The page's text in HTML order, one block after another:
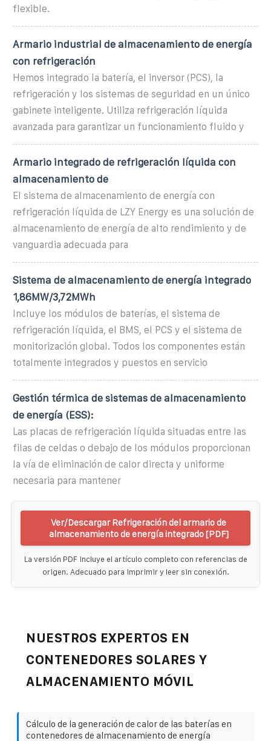
flexible.
Armario industrial de almacenamiento de energía
con refrigeración
Hemos integrado la batería, el inversor (PCS), la
refrigeración y los sistemas de seguridad en un único
gabinete inteligente. Utiliza refrigeración líquida
avanzada para garantizar un funcionamiento fluido y
Armario integrado de refrigeración líquida con
almacenamiento de
El sistema de almacenamiento de energía con
refrigeración líquida de LZY Energy es una solución de
almacenamiento de energía de alto rendimiento y de
vanguardia adecuada para
Sistema de almacenamiento de energía integrado
1,86MW/3,72MWh
Incluye los módulos de baterías, el sistema de
refrigeración líquida, el BMS, el PCS y el sistema de
monitorización global. Todos los componentes están
totalmente integrados y puestos en servicio
Gestión térmica de sistemas de almacenamiento
de energía (ESS):
Las placas de refrigeración líquida situadas entre las
filas de celdas o debajo de los módulos proporcionan
la vía de eliminación de calor directa y uniforme
necesaria para mantener
Ver/Descargar Refrigeración del armario de
almacenamiento de energía integrado [PDF]
La versión PDF incluye el artículo completo con referencias de
origen. Adecuado para imprimir y leer sin conexión.
NUESTROS EXPERTOS EN
CONTENEDORES SOLARES Y
ALMACENAMIENTO MÓVIL
Cálculo de la generación de calor de las baterías en
contenedores de almacenamiento de energía